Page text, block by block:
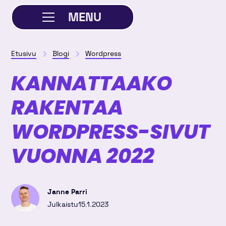
MENU
Etusivu Blogi Wordpress
KANNATTAAKO
RAKENTAA
WORDPRESS-SIVUT
VUONNA 2022
Janne Parri
Julkaistu15.1.2023